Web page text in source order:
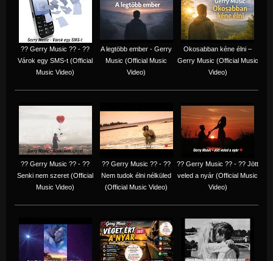
?? Gerry Music ?? - ??
Várok egy SMS-t (Official
Music Video)
A legtöbb ember - Gerry
Music (Official Music
Video)
Okosabban kéne élni –
Gerry Music (Official Music
Video)
?? Gerry Music ?? - ??
Senki nem szeret (Official
Music Video)
?? Gerry Music ?? - ??
Nem tudok élni nélküled
(Official Music Video)
?? Gerry Music ?? - ?? Jött
veled a nyár (Official Music
Video)